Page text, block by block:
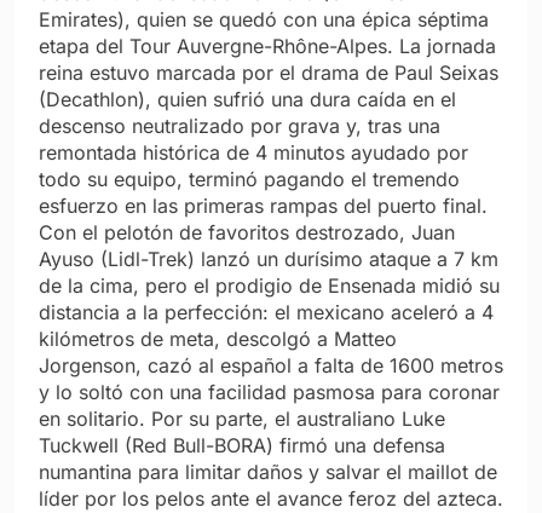
Emirates), quien se quedó con una épica séptima
etapa del Tour Auvergne-Rhône-Alpes. La jornada
reina estuvo marcada por el drama de Paul Seixas
(Decathlon), quien sufrió una dura caída en el
descenso neutralizado por grava y, tras una
remontada histórica de 4 minutos ayudado por
todo su equipo, terminó pagando el tremendo
esfuerzo en las primeras rampas del puerto final.
Con el pelotón de favoritos destrozado, Juan
Ayuso (Lidl-Trek) lanzó un durísimo ataque a 7 km
de la cima, pero el prodigio de Ensenada midió su
distancia a la perfección: el mexicano aceleró a 4
kilómetros de meta, descolgó a Matteo
Jorgenson, cazó al español a falta de 1600 metros
y lo soltó con una facilidad pasmosa para coronar
en solitario. Por su parte, el australiano Luke
Tuckwell (Red Bull-BORA) firmó una defensa
numantina para limitar daños y salvar el maillot de
líder por los pelos ante el avance feroz del azteca.